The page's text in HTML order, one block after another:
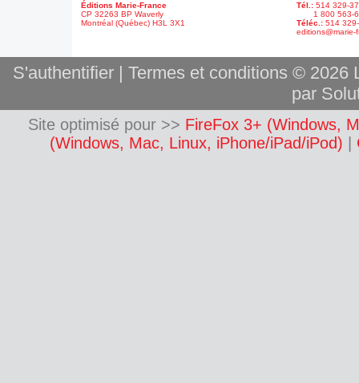
Éditions Marie-France
CP 32263 BP Waverly
Montréal (Québec) H3L 3X1
Tél.: 514 329-
1 800 563-
Téléc.: 514
editions@marie-
S'authentifier| Termes et conditions © 2026
par
Site optimisé pour >> FireFox 3+ (Windows,
(Windows, Mac, Linux, iPhone/iPad/iPod)